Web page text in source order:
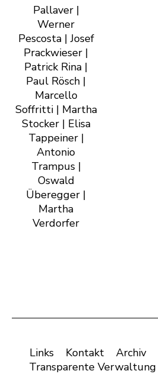
Pallaver |
Werner
Pescosta | Josef
Prackwieser |
Patrick Rina |
Paul Rösch |
Marcello
Soffritti | Martha
Stocker | Elisa
Tappeiner |
Antonio
Trampus |
Oswald
Überegger |
Martha
Verdorfer
Links Kontakt Archiv
Transparente Verwaltung